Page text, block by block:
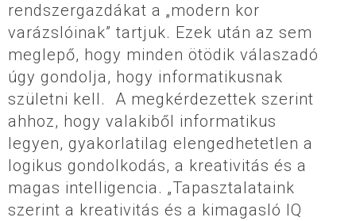
rendszergazdákat a „modern kor
varázslóinak” tartjuk. Ezek után az sem
meglepő, hogy minden ötödik válaszadó
úgy gondolja, hogy informatikusnak
születni kell. A megkérdezettek szerint
ahhoz, hogy valakiből informatikus
legyen, gyakorlatilag elengedhetetlen a
logikus gondolkodás, a kreativitás és a
magas intelligencia. „Tapasztalataink
szerint a kreativitás és a kimagasló IQ